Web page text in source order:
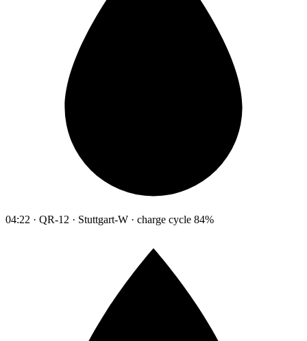
04:22 · QR-12 · Stuttgart-W · charge cycle 84%